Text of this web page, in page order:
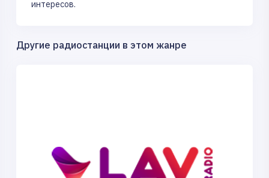
интересов.
Другие радиостанции в этом жанре